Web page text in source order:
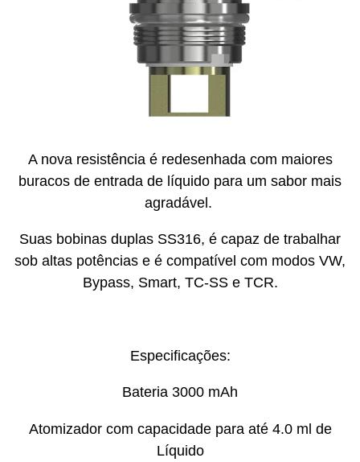
A nova resistência é redesenhada com maiores
buracos de entrada de líquido para um sabor mais
agradável.
Suas bobinas duplas SS316, é capaz de trabalhar
sob altas potências e é compatível com modos VW,
Bypass, Smart, TC-SS e TCR.
Especificações:
Bateria 3000 mAh
Atomizador com capacidade para até 4.0 ml de
Líquido